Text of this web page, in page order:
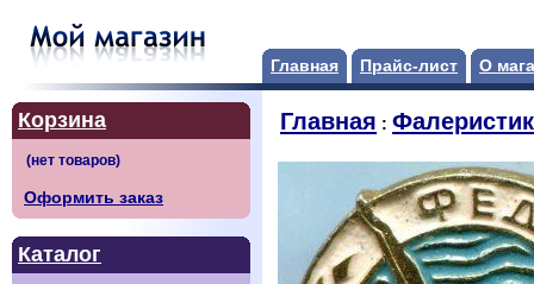
Главная Прайс-лист О
Корзина
Оформить заказ
Каталог
Главная :